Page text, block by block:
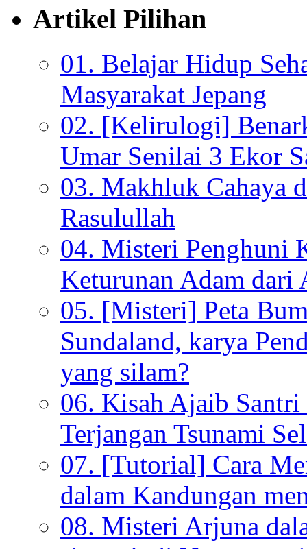
Artikel Pilihan
01. Belajar Hidup
Masyarakat Jepang
02. [Kelirulogi]
Umar Senilai 3 Ekor
03. Makhluk Cahaya
Rasulullah
04. Misteri Penghuni
Keturunan Adam dari
05. [Misteri] Peta
Sundaland, karya
yang silam?
06. Kisah Ajaib
Terjangan Tsunami
07. [Tutorial] Cara
dalam Kandungan
08. Misteri Arjuna